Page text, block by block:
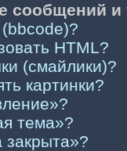
сообщений
HTML?
(смайлики)?
картинки?
тема»?
закрыта»?